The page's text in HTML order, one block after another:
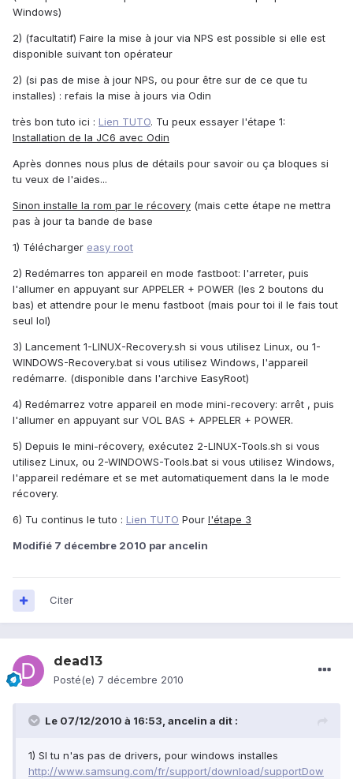
Windows)
2) (facultatif) Faire la mise à jour via NPS est possible si elle est
disponible suivant ton opérateur
2) (si pas de mise à jour NPS, ou pour être sur de ce que tu
installes) : refais la mise à jours via Odin
très bon tuto ici : Lien TUTO. Tu peux essayer l'étape 1:
Installation de la JC6 avec Odin
Après donnes nous plus de détails pour savoir ou ça bloques si
tu veux de l'aides...
Sinon installe la rom par le récovery (mais cette étape ne mettra
pas à jour ta bande de base
1) Télécharger easy root
2) Redémarres ton appareil en mode fastboot: l'arreter, puis
l'allumer en appuyant sur APPELER + POWER (les 2 boutons du
bas) et attendre pour le menu fastboot (mais pour toi il le fais tout
seul lol)
3) Lancement 1-LINUX-Recovery.sh si vous utilisez Linux, ou 1-
WINDOWS-Recovery.bat si vous utilisez Windows, l'appareil
redémarre. (disponible dans l'archive EasyRoot)
4) Redémarrez votre appareil en mode mini-recovery: arrêt , puis
l'allumer en appuyant sur VOL BAS + APPELER + POWER.
5) Depuis le mini-récovery, exécutez 2-LINUX-Tools.sh si vous
utilisez Linux, ou 2-WINDOWS-Tools.bat si vous utilisez Windows,
l'appareil redémare et se met automatiquement dans la le mode
récovery.
6) Tu continus le tuto : Lien TUTO Pour l'étape 3
Modifié 7 décembre 2010 par ancelin
Citer
dead13
Posté(e) 7 décembre 2010
Le 07/12/2010 à 16:53, ancelin a dit :
1) SI tu n'as pas de drivers, pour windows installes
http://www.samsung.com/fr/support/download/supportDow